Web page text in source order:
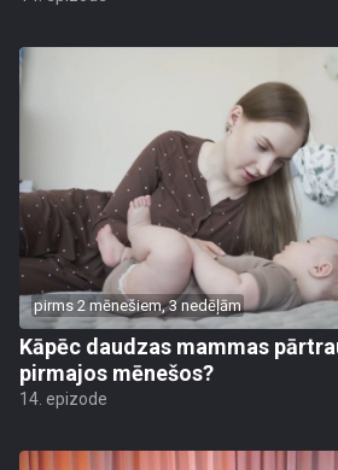
pirms 2 mēnešiem, 3 nedēļām
Kāpēc daudzas mammas
pirmajos mēnešos?
14. epizode